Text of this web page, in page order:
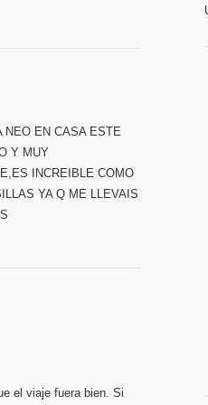
NEO EN CASA ESTE
Y MUY
INCREIBLE COMO
YA Q ME LLEVAIS
el viaje fuera bien. Si